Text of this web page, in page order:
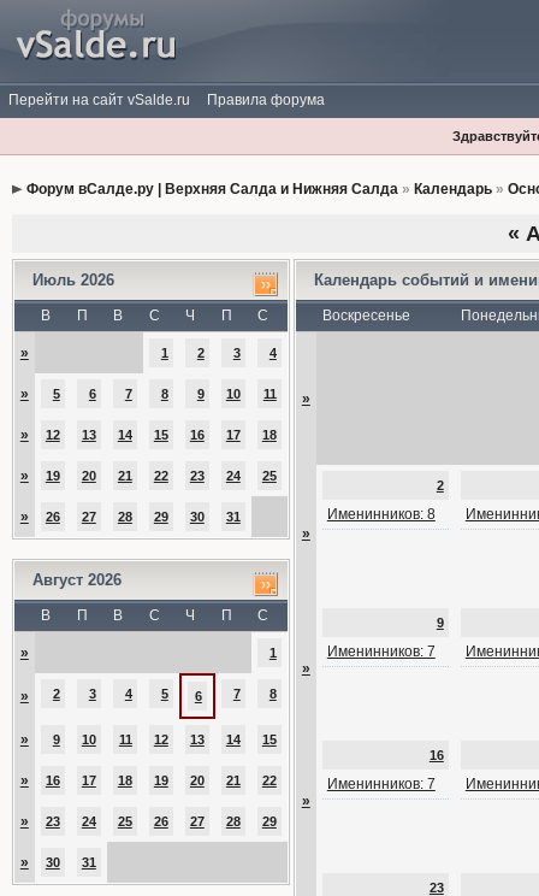
Перейти на сайт vSalde.ru Правила форума
Форум вСалде.ру | Верхняя Салда и Нижняя Салда» Календарь»
«
Июль 2026
В П В С Ч П С
» 1 2 3 4
» 5 6 7 8 9 10 11
» 12 13 14 15 16 17 18
» 19 20 21 22 23 24 25
» 26 27 28 29 30 31
Август 2026
В П В С Ч П С
» 1
» 2 3 4 5 6 7 8
» 9 10 11 12 13 14 15
» 16 17 18 19 20 21 22
» 23 24 25 26 27 28 29
» 30 31
Календарь событий и
Воскресенье
»
»
2
Именинников: 8
»
9
Именинников: 7
»
16
Именинников: 7
23